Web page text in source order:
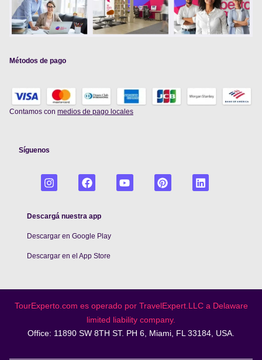
Métodos de pago
Contamos con medios de pago locales
Síguenos
Descargá nuestra app
Descargar en Google Play
Descargar en el App Store
TourExperto.com es operado por TravelExpert.LLC a Delaware
limited liability company.
Office: 11890 SW 8TH ST. PH 6, Miami, FL 33184, USA.